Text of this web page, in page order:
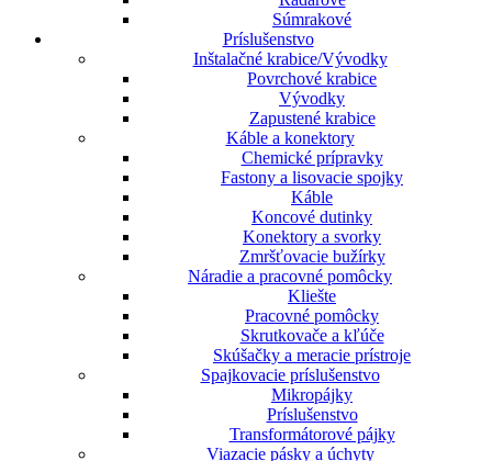
Súmrakové
Príslušenstvo
Inštalačné krabice/Vývodky
Povrchové krabice
Vývodky
Zapustené krabice
Káble a konektory
Chemické prípravky
Fastony a lisovacie spojky
Káble
Koncové dutinky
Konektory a svorky
Zmršťovacie bužírky
Náradie a pracovné pomôcky
Kliešte
Pracovné pomôcky
Skrutkovače a kľúče
Skúšačky a meracie prístroje
Spajkovacie príslušenstvo
Mikropájky
Príslušenstvo
Transformátorové pájky
Viazacie pásky a úchyty